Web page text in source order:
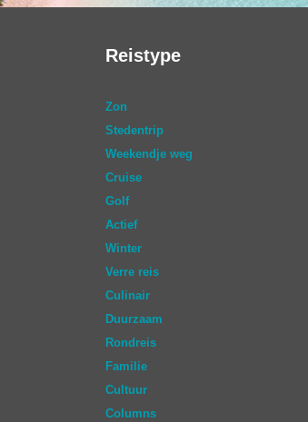
Reistype
Zon
Stedentrip
Weekendje weg
Cruise
Golf
Actief
Winter
Verre reis
Culinair
Duurzaam
Rondreis
Familie
Cultuur
Columns